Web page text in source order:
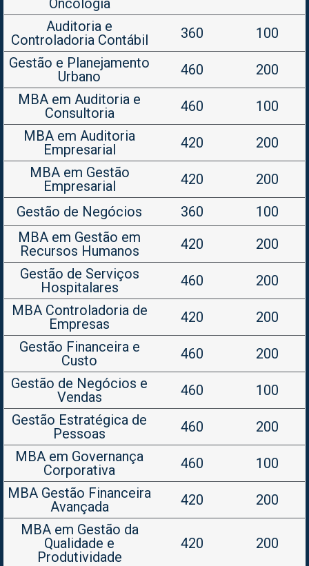
Oncologia
Auditoria e
Controladoria Contábil
360
100
Gestão e Planejamento
Urbano
460
200
MBA em Auditoria e
Consultoria
460
100
MBA em Auditoria
Empresarial
420
200
MBA em Gestão
Empresarial
420
200
Gestão de Negócios
360
100
MBA em Gestão em
Recursos Humanos
420
200
Gestão de Serviços
Hospitalares
460
200
MBA Controladoria de
Empresas
420
200
Gestão Financeira e
Custo
460
200
Gestão de Negócios e
Vendas
460
100
Gestão Estratégica de
Pessoas
460
200
MBA em Governança
Corporativa
460
100
MBA Gestão Financeira
Avançada
420
200
MBA em Gestão da
Qualidade e
Produtividade
420 200